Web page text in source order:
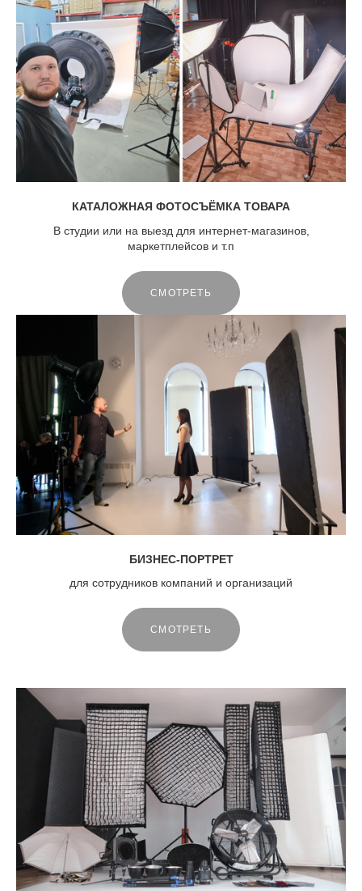
КАТАЛОЖНАЯ ФОТОСЪЁМКА ТОВАРА
В студии или на выезд для интернет-магазинов,
маркетплейсов и т.п
СМОТРЕТЬ
БИЗНЕС-ПОРТРЕТ
для сотрудников компаний и организаций
СМОТРЕТЬ